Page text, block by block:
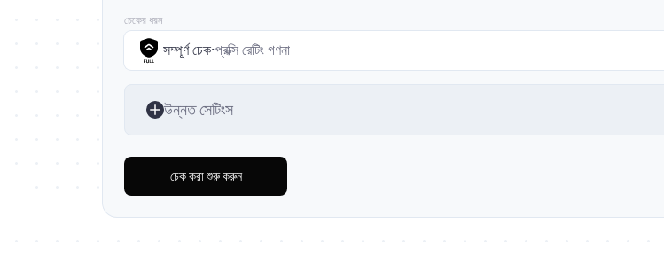
চেকের ধরন
সম্পূর্ণ চেক·প্রক্সি রেটিং গণনা
উন্নত সেটিংস
চেক করা শুরু করুন